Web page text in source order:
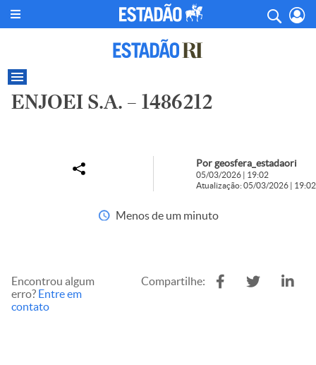
ENJOEI S.A. – 1486212
Por geosfera_estadaori
05/03/2026 | 19:02
Atualização: 05/03/2026 | 19:02
Menos de um minuto
Encontrou algum
erro? Entre em
contato
Compartilhe: